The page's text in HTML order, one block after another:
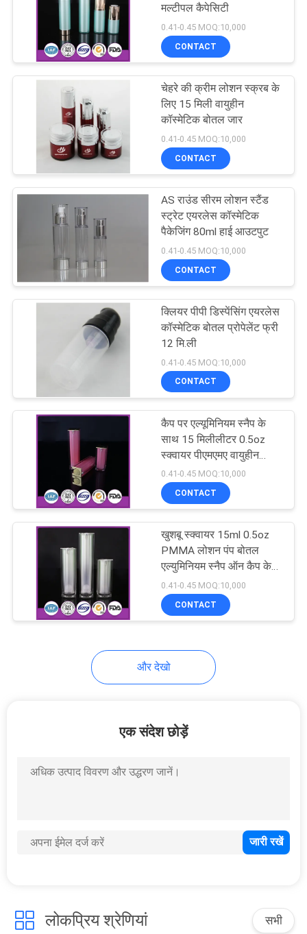
PRIVACY
POLICY
कॉस्मेटिक स्प्रे बोतल
28
फोम पंप बोतल
12
कॉस्मेटिक कॉम्पैक्ट कंटेनर
बोतल पर खाली रोल
यात्रा बोतल सेट
प्रसाधन सामग्री कांच की
बोतलें
मल्टीपल कैपेसिटी
0.41-0.45 MOQ:10,000
CONTACT
चेहरे की क्रीम लोशन स्क्रब के
लिए 15 मिली वायुहीन
कॉस्मेटिक बोतल जार
0.41-0.45 MOQ:10,000
CONTACT
AS राउंड सीरम लोशन स्टैंड
स्ट्रेट एयरलेस कॉस्मेटिक
पैकेजिंग 80ml हाई आउटपुट
0.41-0.45 MOQ:10,000
CONTACT
क्लियर पीपी डिस्पेंसिंग एयरलेस
कॉस्मेटिक बोतल प्रोपेलेंट फ्री
12 मि.ली
0.41-0.45 MOQ:10,000
CONTACT
कैप पर एल्यूमिनियम स्नैप के
साथ 15 मिलीलीटर 0.5oz
स्क्वायर पीएमएमए वायुहीन
प्लास्टिक लोशन बोतलें
0.41-0.45 MOQ:10,000
CONTACT
खुशबू स्क्वायर 15ml 0.5oz
PMMA लोशन पंप बोतल
एल्युमिनियम स्नैप ऑन कैप के
साथ
0.41-0.45 MOQ:10,000
CONTACT
और देखो
एक संदेश छोड़ें
लोकप्रिय श्रेणियां सभी